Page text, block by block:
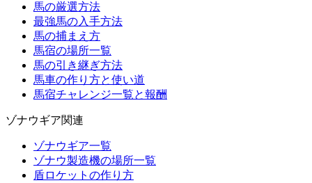
馬の厳選方法
最強馬の入手方法
馬の捕まえ方
馬宿の場所一覧
馬の引き継ぎ方法
馬車の作り方と使い道
馬宿チャレンジ一覧と報酬
ゾナウギア関連
ゾナウギア一覧
ゾナウ製造機の場所一覧
盾ロケットの作り方